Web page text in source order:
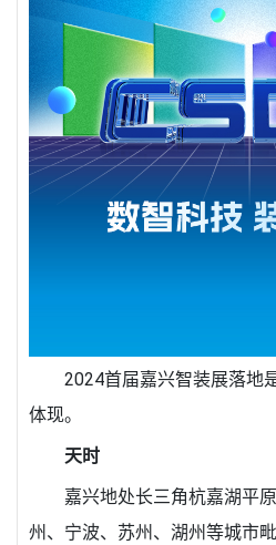
2024首届嘉兴智装展落地
体现。
天时
嘉兴地处长三角杭嘉湖平
州、宁波、苏州、湖州等城市